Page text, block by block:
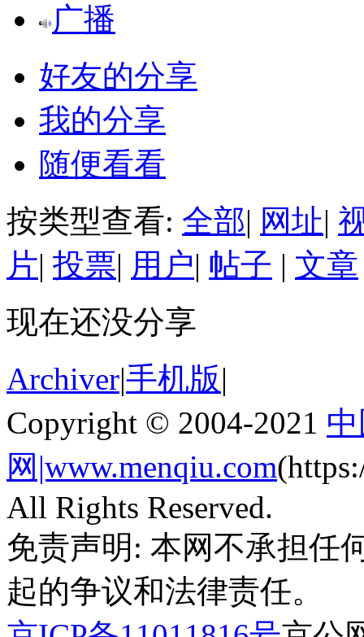
广播
好友的分享
我的分享
随便看看
按类型查看: 全部| 网址|
片| 投票| 用户| 帖子 | 文章
现在还没分享
Archiver|手机版|
Copyright © 2004-2021
网|www.menqiu.com
All Rights Reserved.
免责声明: 本网不承担任
起的争议和法律责任。